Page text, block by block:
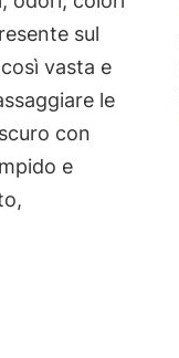
sul
vasta e
le
con
e